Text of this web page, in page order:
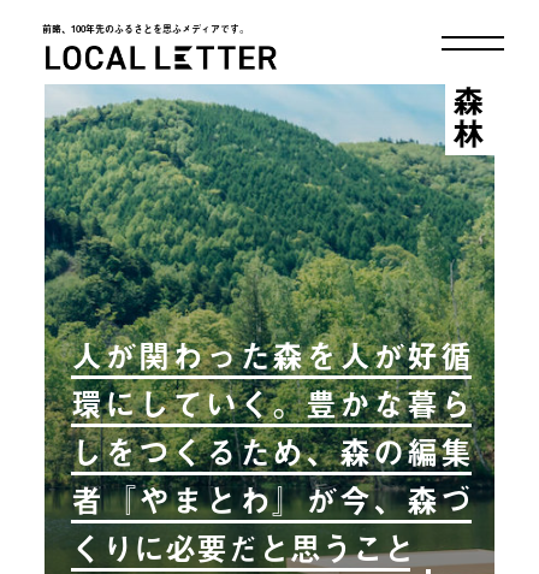
前略、100年先のふるさとを思ふメディアです。
LOCAL LETTER
人が関わった森を人が好循
環にしていく。豊かな暮ら
しをつくるため、森の編集
者『やまとわ』が今、森づ
くりに必要だと思うこと
森林